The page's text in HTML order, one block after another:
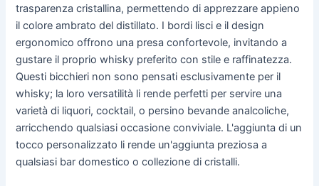
trasparenza cristallina, permettendo di apprezzare appieno
il colore ambrato del distillato. I bordi lisci e il design
ergonomico offrono una presa confortevole, invitando a
gustare il proprio whisky preferito con stile e raffinatezza.
Questi bicchieri non sono pensati esclusivamente per il
whisky; la loro versatilità li rende perfetti per servire una
varietà di liquori, cocktail, o persino bevande analcoliche,
arricchendo qualsiasi occasione conviviale. L'aggiunta di un
tocco personalizzato li rende un'aggiunta preziosa a
qualsiasi bar domestico o collezione di cristalli.